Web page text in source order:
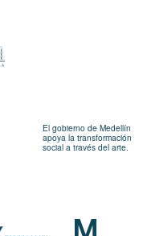
El gobierno de Medellín
apoya la transformación
social a través del arte.